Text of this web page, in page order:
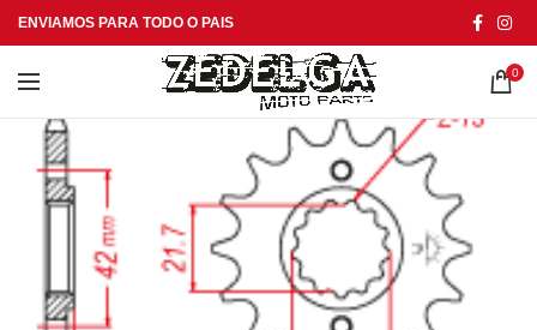
ENVIAMOS PARA TODO O PAIS
0